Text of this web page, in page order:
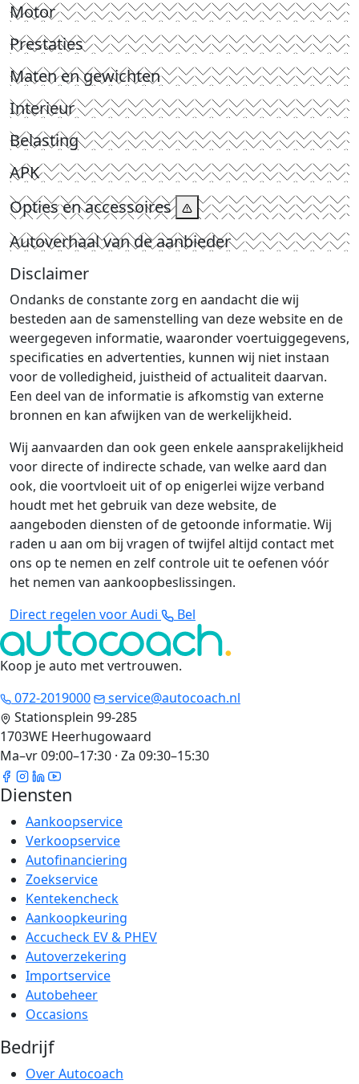
Motor
Prestaties
Maten en gewichten
Interieur
Belasting
APK
Opties en accessoires
Autoverhaal van de aanbieder
Disclaimer
Ondanks de constante zorg en aandacht die wij
besteden aan de samenstelling van deze website en de
weergegeven informatie, waaronder voertuiggegevens,
specificaties en advertenties, kunnen wij niet instaan
voor de volledigheid, juistheid of actualiteit daarvan.
Een deel van de informatie is afkomstig van externe
bronnen en kan afwijken van de werkelijkheid.
Wij aanvaarden dan ook geen enkele aansprakelijkheid
voor directe of indirecte schade, van welke aard dan
ook, die voortvloeit uit of op enigerlei wijze verband
houdt met het gebruik van deze website, de
aangeboden diensten of de getoonde informatie. Wij
raden u aan om bij vragen of twijfel altijd contact met
ons op te nemen en zelf controle uit te oefenen vóór
het nemen van aankoopbeslissingen.
Direct regelen voor Audi
Bel
Koop je auto met vertrouwen.
072-2019000
service@autocoach.nl
Stationsplein 99-285
1703WE Heerhugowaard
Ma–vr 09:00–17:30 · Za 09:30–15:30
Diensten
Aankoopservice
Verkoopservice
Autofinanciering
Zoekservice
Kentekencheck
Aankoopkeuring
Accucheck EV & PHEV
Autoverzekering
Importservice
Autobeheer
Occasions
Bedrijf
Over Autocoach